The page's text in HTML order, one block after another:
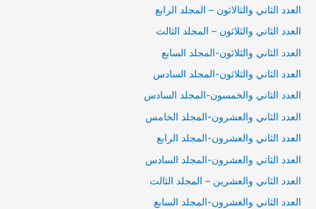
العدد الثاني والثالاثون – المجلد الرابع
العدد الثاني والثلاثون – المجلد الثالث
العدد الثاني والثلاثون-المجلد السابع
العدد الثاني والثلاثون-المجلد السادس
العدد الثاني والخمسون-المجلد السادس
العدد الثاني والعشرون-المجلد الخامس
العدد الثاني والعشرون-المجلد الرابع
العدد الثاني والعشرون-المجلد السادس
العدد الثاني والعشرين – المجلد الثالث
العدد الثاني والغشرون-المجلد السابع